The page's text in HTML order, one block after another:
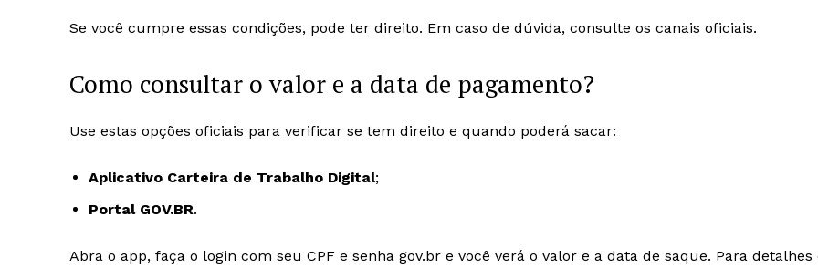
Se você cumpre essas condições, pode ter direito. Em caso de dúvida, consulte os canais oficiais.
Como consultar o valor e a data de pagamento?
Use estas opções oficiais para verificar se tem direito e quando poderá sacar:
Aplicativo Carteira de Trabalho Digital;
Portal GOV.BR.
Abra o app, faça o login com seu CPF e senha gov.br e você verá o valor e a data de saque. Para detalhes